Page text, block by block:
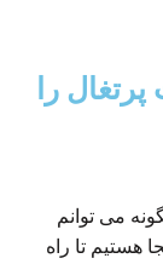
را
می توانم
هستیم تا راه